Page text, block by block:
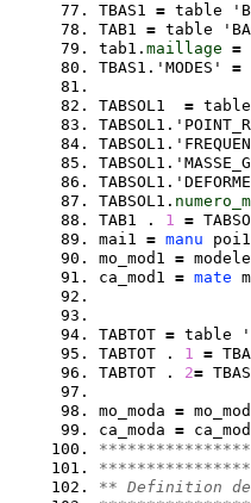
TBAS1 = table
TAB1 = table
tab1. maillage =
TBAS1.'MODES' =
TABSOL1 = table
TABSOL1.
TAB1 . 1 =
mai1 = manu
mo_mod1 =
ca_mod1 = mate
TABTOT = table
TABTOT . 1 =
TABTOT . 2=
mo_moda =
ca_moda =
** Definition